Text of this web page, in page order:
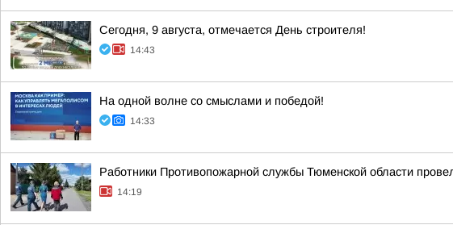
Сегодня, 9 августа, отмечается День строителя!
14:43
На одной волне со смыслами и победой!
14:33
Работники Противопожарной службы Тюменской области
14:19